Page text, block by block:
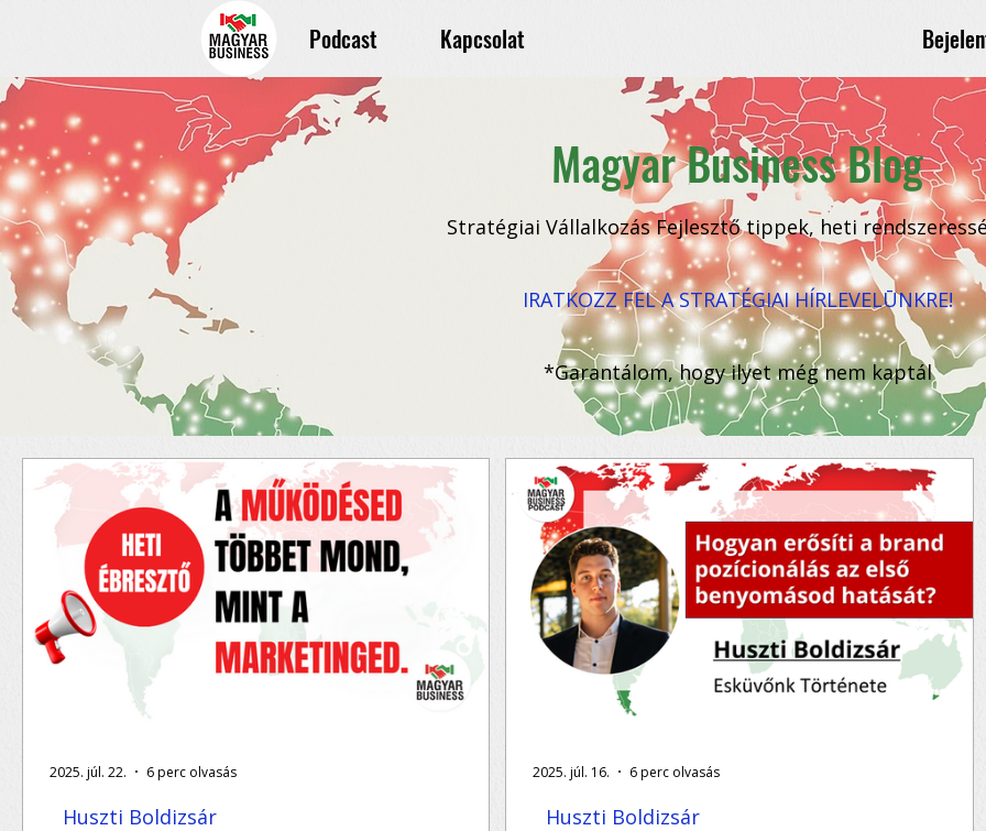
Podcast Kapcsolat
Magyar Business Blog
Stratégiai Vállalkozás Fejlesztő tippek, heti
IRATKOZZ FEL A STRATÉGIAI HÍRLEVELŪNKRE!
*Garantálom, hogy ilyet még nem kaptál
Huszti Boldizsár
2025. júl. 22. 6 perc olvasás
Huszti Boldizsár
2025. júl. 16. 6 perc olvasás